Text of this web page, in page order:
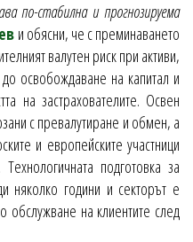
по-стабилна и прогнозируема
и обясни, че с преминаването
валутен риск при активи,
освобождаване на капитал и
на застрахователите. Освен
с превалутиране и обмен, а
и европейските участници
подготовка за
няколко години и секторът е
обслужване на клиентите след